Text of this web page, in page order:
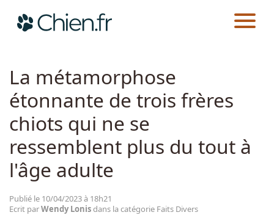
Races
Guides
CHIEN.FR ACTUALITÉS
La métamorphose
étonnante de trois frères
chiots qui ne se
ressemblent plus du tout à
l'âge adulte
Publié le 10/04/2023 à 18h21
Ecrit parWendy Lonisdans la catégorie Faits Divers